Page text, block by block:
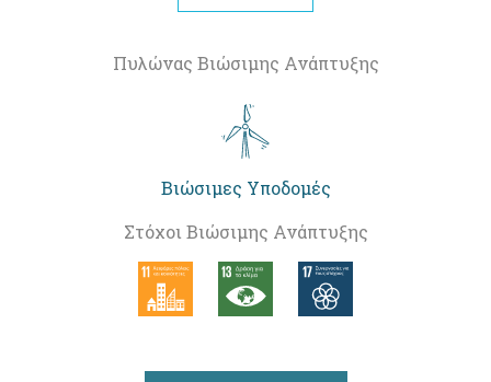
Πυλώνας Βιώσιμης Ανάπτυξης
Βιώσιμες Υποδομές
Στόχοι Βιώσιμης Ανάπτυξης